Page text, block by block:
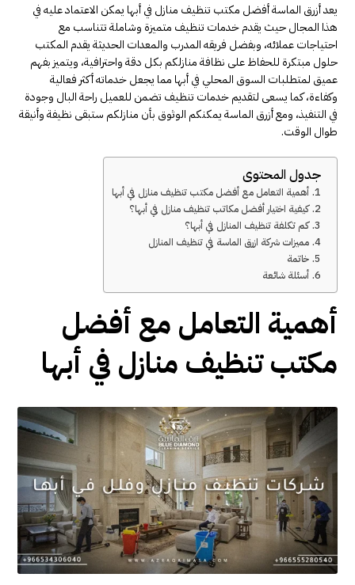
يعد أزرق الماسة أفضل مكتب تنظيف منازل في أبها يمكن الاعتماد عليه في
هذا المجال حيث يقدم خدمات تنظيف متميزة وشاملة تتناسب مع
احتياجات عملائه، وبفضل فريقه المدرب والمعدات الحديثة يقدم المكتب
حلول مبتكرة للحفاظ على نظافة منازلكم بكل دقة واحترافية، ويتميز بفهم
عميق لمتطلبات السوق المحلي في أبها مما يجعل خدماته أكثر فعالية
وكفاءة، كما يسعى لتقديم خدمات تنظيف تضمن للعميل راحة البال وجودة
في التنفيذ، ومع أزرق الماسة يمكنكم الوثوق بأن منازلكم ستبقى نظيفة وأنيقة
طوال الوقت.
جدول المحتوى
أهمية التعامل مع أفضل مكتب تنظيف منازل في أبها
كيفية اختيار أفضل مكاتب تنظيف منازل في أبها؟
كم تكلفة تنظيف المنازل في أبها؟
مميزات شركة ازرق الماسة في تنظيف المنازل
خاتمة
أسئلة شائعة
أهمية التعامل مع أفضل
مكتب تنظيف منازل في أبها